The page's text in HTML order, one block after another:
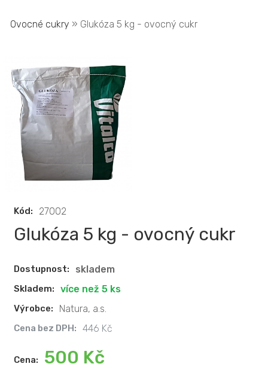
Ovocné cukry » Glukóza 5 kg - ovocný cukr
Kód: 27002
Glukóza 5 kg - ovocný cukr
Dostupnost: skladem
Skladem: více než 5 ks
Výrobce: Natura, a.s.
Cena bez DPH: 446 Kč
Cena: 500 Kč